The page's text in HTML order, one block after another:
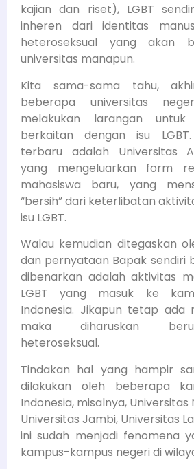
kajian dan riset), LGBT
inheren dari identitas
heteroseksual yang akan
universitas manapun.
Kita sama-sama tahu,
beberapa universitas
melakukan larangan
berkaitan dengan isu
terbaru adalah Universitas
yang mengeluarkan form
mahasiswa baru, yang
“bersih” dari keterlibatan
isu LGBT.
Walau kemudian ditegaskan
dan pernyataan Bapak sendiri
dibenarkan adalah aktivitas
LGBT yang masuk ke
Indonesia. Jikapun tetap ada
maka diharuskan
heteroseksual.
Tindakan hal yang hampir
dilakukan oleh beberapa
Indonesia, misalnya,
Universitas Jambi, Universitas
ini sudah menjadi fenomena
kampus-kampus negeri di